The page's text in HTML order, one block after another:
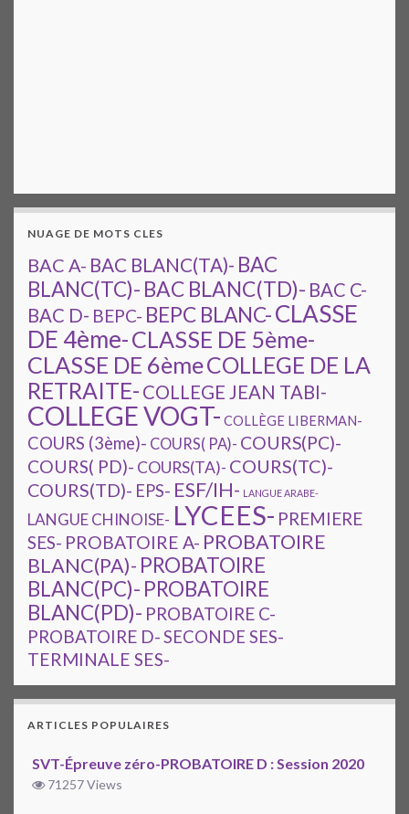
NUAGE DE MOTS CLES
BAC A- BAC BLANC(TA)- BAC
BLANC(TC)- BAC BLANC(TD)- BAC C-
BAC D- BEPC- BEPC BLANC-CLASSE
DE 4ème-CLASSE DE 5ème-
CLASSE DE 6èmeCOLLEGE DE LA
RETRAITE- COLLEGE JEAN TABI-
COLLEGE VOGT- COLLÈGE LIBERMAN-
COURS (3ème)- COURS( PA)- COURS(PC)-
COURS( PD)- COURS(TA)- COURS(TC)-
COURS(TD)- EPS- ESF/IH- LANGUE ARABE-
LANGUE CHINOISE- LYCEES- PREMIERE
SES- PROBATOIRE A- PROBATOIRE
BLANC(PA)- PROBATOIRE
BLANC(PC)- PROBATOIRE
BLANC(PD)- PROBATOIRE C-
PROBATOIRE D-SECONDE SES-
TERMINALE SES-
ARTICLES POPULAIRES
SVT-Épreuve zéro-PROBATOIRE D : Session 2020
71257 Views